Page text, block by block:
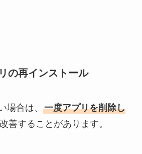
の再インストール
場合は、 一度アプリを削除し
善することがあります。